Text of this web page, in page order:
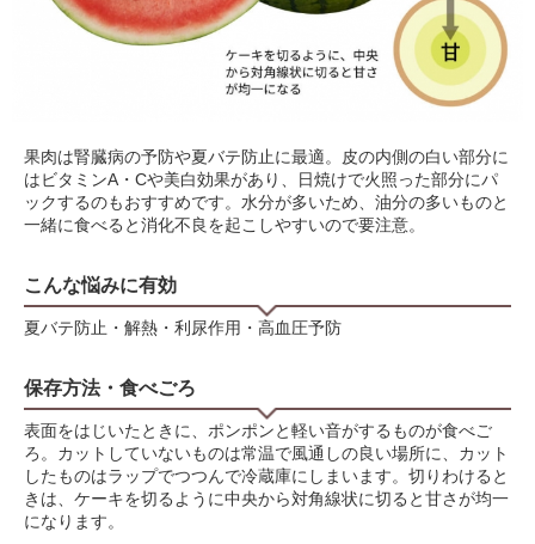
果肉は腎臓病の予防や夏バテ防止に最適。皮の内側の白い部分に
はビタミンA・Cや美白効果があり、日焼けで火照った部分にパ
ックするのもおすすめです。水分が多いため、油分の多いものと
一緒に食べると消化不良を起こしやすいので要注意。
こんな悩みに有効
夏バテ防止・解熱・利尿作用・高血圧予防
保存方法・食べごろ
表面をはじいたときに、ポンポンと軽い音がするものが食べご
ろ。カットしていないものは常温で風通しの良い場所に、カット
したものはラップでつつんで冷蔵庫にしまいます。切りわけると
きは、ケーキを切るように中央から対角線状に切ると甘さが均一
になります。